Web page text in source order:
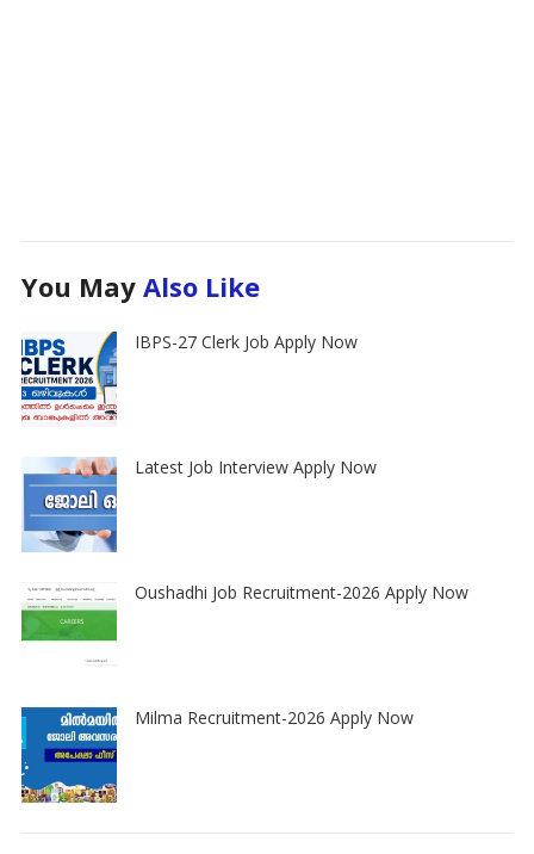
You May Also Like
IBPS-27 Clerk Job Apply Now
Latest Job Interview Apply Now
Oushadhi Job Recruitment-2026 Apply Now
Milma Recruitment-2026 Apply Now